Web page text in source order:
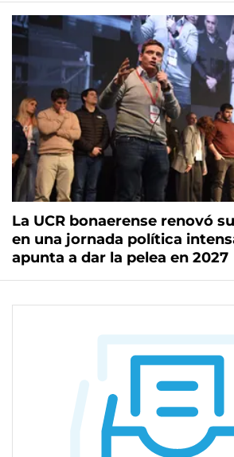
La UCR bonaerense renovó
en una jornada política
apunta a dar la pelea en 2027